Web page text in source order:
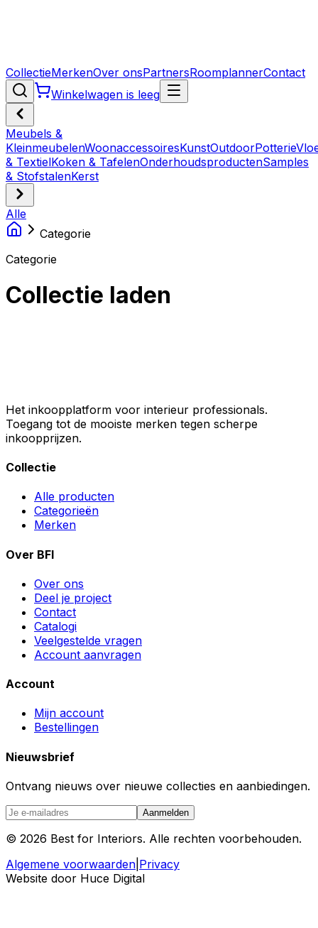
CollectieMerkenOver onsPartnersRoomplannerContact
Winkelwagen is leeg
Meubels &
KleinmeubelenWoonaccessoiresKunstOutdoorPotterie
& TextielKoken & TafelenOnderhoudsproductenSamples
& StofstalenKerst
Alle
Categorie
Categorie
Collectie laden
Het inkoopplatform voor interieur professionals.
Toegang tot de mooiste merken tegen scherpe
inkoopprijzen.
Collectie
Alle producten
Categorieën
Merken
Over BFI
Over ons
Deel je project
Contact
Catalogi
Veelgestelde vragen
Account aanvragen
Account
Mijn account
Bestellingen
Nieuwsbrief
Ontvang nieuws over nieuwe collecties en aanbiedingen.
Aanmelden
© 2026 Best for Interiors. Alle rechten voorbehouden.
Algemene voorwaarden Privacy
Website door Huce Digital